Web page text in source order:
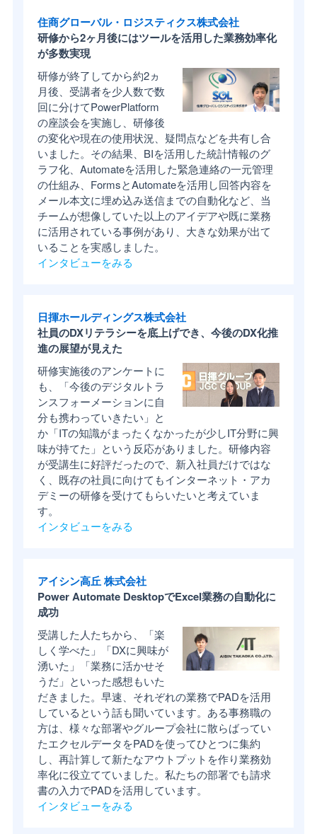
住商グローバル・ロジスティクス株式会社
研修から2ヶ月後にはツールを活用した業務効率化
が多数実現
研修が終了してから約2ヵ
月後、受講者を少人数で数
回に分けてPowerPlatform
の座談会を実施し、研修後
の変化や現在の使用状況、疑問点などを共有し合
いました。その結果、BIを活用した統計情報のグ
ラフ化、Automateを活用した緊急連絡の一元管理
の仕組み、FormsとAutomateを活用し回答内容を
メール本文に埋め込み送信までの自動化など、当
チームが想像していた以上のアイデアや既に業務
に活用されている事例があり、大きな効果が出て
いることを実感しました。
インタビューをみる
日揮ホールディングス株式会社
社員のDXリテラシーを底上げでき、今後のDX化推
進の展望が見えた
研修実施後のアンケートに
も、「今後のデジタルトラ
ンスフォーメーションに自
分も携わっていきたい」と
か「ITの知識がまったくなかったが少しIT分野に興
味が持てた」という反応がありました。研修内容
が受講生に好評だったので、新入社員だけではな
く、既存の社員に向けてもインターネット・アカ
デミーの研修を受けてもらいたいと考えていま
す。
インタビューをみる
アイシン高丘 株式会社
Power Automate DesktopでExcel業務の自動化に
成功
受講した人たちから、「楽
しく学べた」「DXに興味が
湧いた」「業務に活かせそ
うだ」といった感想もいた
だきました。早速、それぞれの業務でPADを活用
しているという話も聞いています。ある事務職の
方は、様々な部署やグループ会社に散らばってい
たエクセルデータをPADを使ってひとつに集約
し、再計算して新たなアウトプットを作り業務効
率化に役立てていました。私たちの部署でも請求
書の入力でPADを活用しています。
インタビューをみる